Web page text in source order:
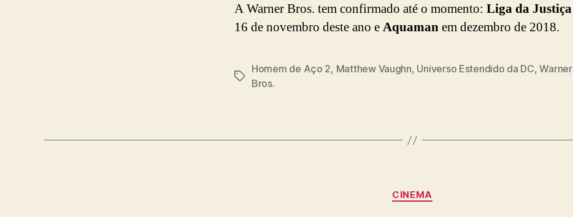
A Warner Bros. tem confirmado até o momento: Liga da Justiça
16 de novembro deste ano eAquamanem dezembro de 2018.
Tags
Homem de Aço 2, Matthew Vaughn, Universo Estendido da DC,Warner
Bros.
Categorias
CINEMA